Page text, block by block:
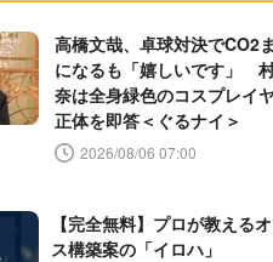
高橋文哉、卓球対決でCO2
になるも「嬉しいです」
奈は全身緑色のコスプレイ
正体を即答＜ぐるナイ＞
2026/08/06 07:00
【完全無料】プロが教える
ス構築案の「イロハ」